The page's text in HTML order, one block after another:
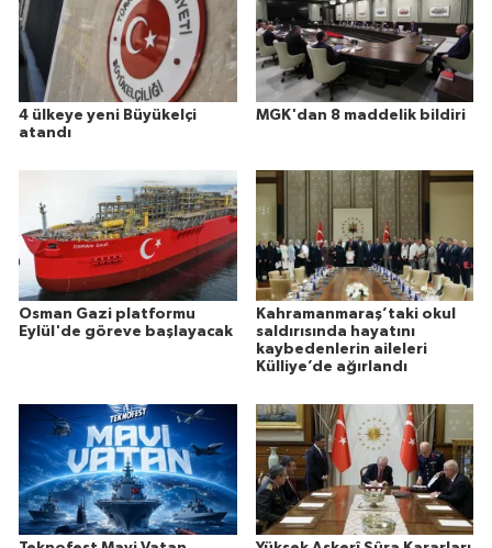
4 ülkeye yeni Büyükelçi
atandı
MGK'dan 8 maddelik bildiri
Osman Gazi platformu
Eylül'de göreve başlayacak
Kahramanmaraş’taki okul
saldırısında hayatını
kaybedenlerin aileleri
Külliye’de ağırlandı